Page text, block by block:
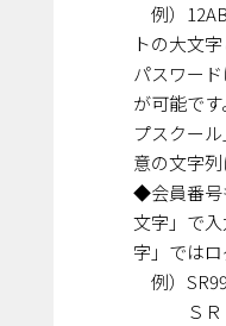
例）
トの大文
パスワー
が可能で
プスクー
意の文字列
◆会員番号
文字」で
字」ではロ
例）
ＳＲ９